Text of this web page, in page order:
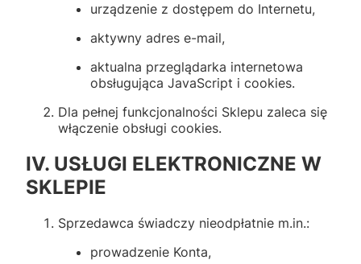
urządzenie z dostępem do Internetu,
aktywny adres e-mail,
aktualna przeglądarka internetowa
obsługująca JavaScript i cookies.
Dla pełnej funkcjonalności Sklepu zaleca się
włączenie obsługi cookies.
IV. USŁUGI ELEKTRONICZNE W
SKLEPIE
Sprzedawca świadczy nieodpłatnie m.in.:
prowadzenie Konta,